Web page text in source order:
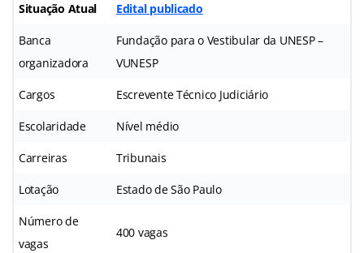
Situação Atual Edital publicado
Banca
organizadora
Fundação para o Vestibular da UNESP –
VUNESP
Cargos Escrevente Técnico Judiciário
Escolaridade Nível médio
Carreiras Tribunais
Lotação Estado de São Paulo
Número de
vagas
400 vagas